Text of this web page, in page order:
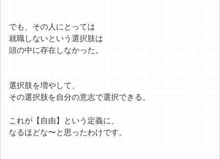
でも、その人にとっては
就職しないという選択肢は
頭の中に存在しなかった。
選択肢を増やして、
その選択肢を自分の意志で選択できる。
これが【自由】という定義に、
なるほどな〜と思ったわけです。